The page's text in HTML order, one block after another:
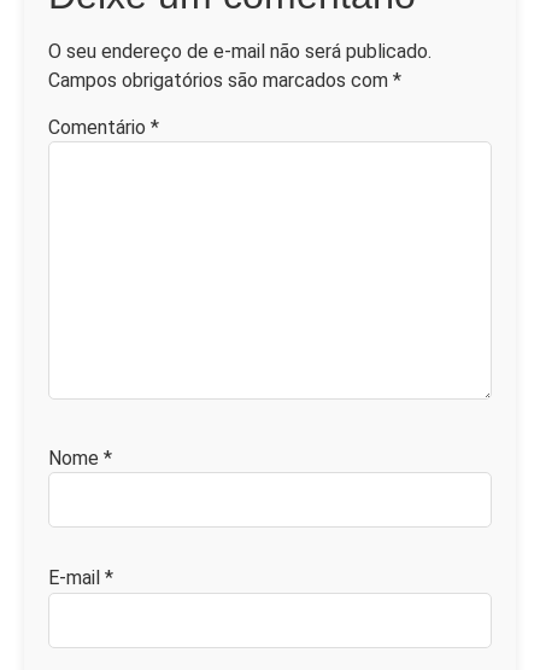
O seu endereço de e-mail não será publicado.
Campos obrigatórios são marcados com *
Comentário *
Nome *
E-mail *